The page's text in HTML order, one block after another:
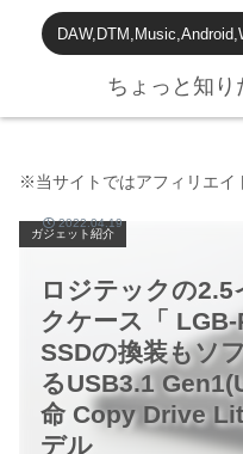
ちょっと知
ロジテックの
クケース「 LGB-
SSDの換装もソ
るUSB3.1
命 Copy Drive
デル
※当サイトではアフィリエイ
ガジェット紹介
2022.04.19